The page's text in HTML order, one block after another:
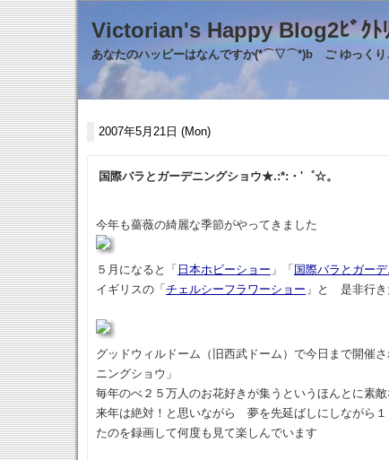
Victorian's Happy Blog2
あなたのハッピーはなんですか(*⌒▽⌒*)b ご ゆっくり
2007年5月21日 (Mon)
国際バラとガーデニングショウ★.:*:・'゜☆。
今年も薔薇の綺麗な季節がやってきました
５月になると「 日本ホビーショー 」「 国際バラとガー
イギリスの「 チェルシーフラワーショー 」と 是非行き
グッドウィルドーム（旧西武ドーム）で今日まで開催
ニングショウ」
毎年のべ２５万人のお花好きが集うというほんとに素
来年は絶対！と思いながら 夢を先延ばしにしながら
たのを録画して何度も見て楽しんでいます